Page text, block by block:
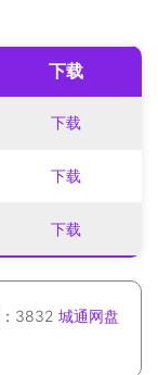
下载
下载
下载
下载
3832 城通网盘